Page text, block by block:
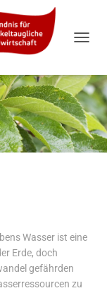
Wasser ist eine
Erde, doch
gefährden
zu